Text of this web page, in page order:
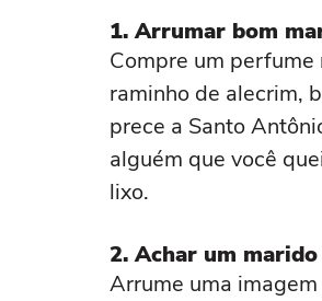
1. Arrumar bom
Compre um
raminho de alecrim,
prece a Santo
alguém que você
lixo.
2. Achar um marido
Arrume uma